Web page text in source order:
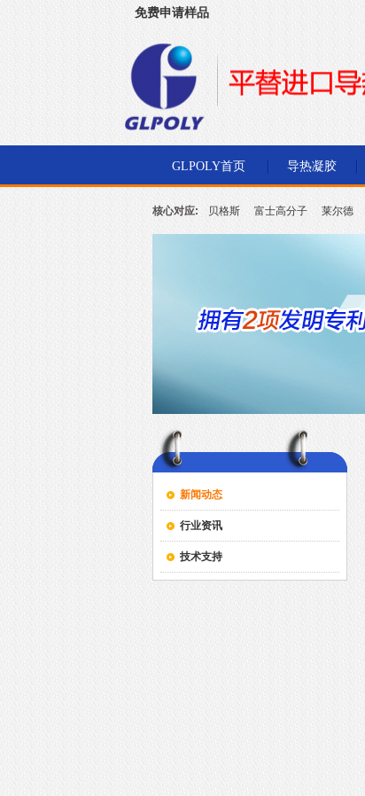
免费申请样品
GLPOLY首页 导热凝胶
核心对应: 贝格斯 富士高分子 莱尔德
新闻动态
行业资讯
技术支持